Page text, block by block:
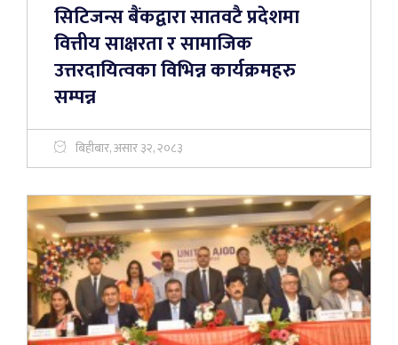
सिटिजन्स बैंकद्वारा सातवटै प्रदेशमा
वित्तीय साक्षरता र सामाजिक
उत्तरदायित्वका विभिन्न कार्यक्रमहरु
सम्पन्न
बिहीबार, असार ३२, २०८३